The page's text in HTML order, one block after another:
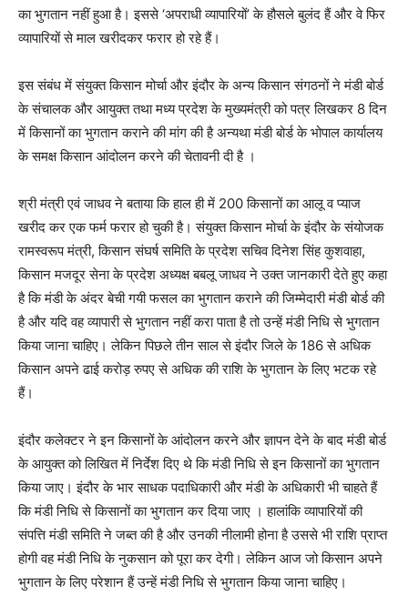
का भुगतान नहीं हुआ है। इससे ‘अपराधी व्यापारियों’ के हौसले बुलंद हैं और वे फिर
व्यापारियों से माल खरीदकर फरार हो रहे हैं।
इस संबंध में संयुक्त किसान मोर्चा और इंदौर के अन्य किसान संगठनों ने मंडी बोर्ड
के संचालक और आयुक्त तथा मध्य प्रदेश के मुख्यमंत्री को पत्र लिखकर 8 दिन
में किसानों का भुगतान कराने की मांग की है अन्यथा मंडी बोर्ड के भोपाल कार्यालय
के समक्ष किसान आंदोलन करने की चेतावनी दी है ।
श्री मंत्री एवं जाधव ने बताया कि हाल ही में 200 किसानों का आलू व प्याज
खरीद कर एक फर्म फरार हो चुकी है। संयुक्त किसान मोर्चा के इंदौर के संयोजक
रामस्वरूप मंत्री, किसान संघर्ष समिति के प्रदेश सचिव दिनेश सिंह कुशवाहा,
किसान मजदूर सेना के प्रदेश अध्यक्ष बबलू जाधव ने उक्त जानकारी देते हुए कहा
है कि मंडी के अंदर बेची गयी फसल का भुगतान कराने की जिम्मेदारी मंडी बोर्ड की
है और यदि वह व्यापारी से भुगतान नहीं करा पाता है तो उन्हें मंडी निधि से भुगतान
किया जाना चाहिए। लेकिन पिछले तीन साल से इंदौर जिले के 186 से अधिक
किसान अपने ढाई करोड़ रुपए से अधिक की राशि के भुगतान के लिए भटक रहे
हैं।
इंदौर कलेक्टर ने इन किसानों के आंदोलन करने और ज्ञापन देने के बाद मंडी बोर्ड
के आयुक्त को लिखित में निर्देश दिए थे कि मंडी निधि से इन किसानों का भुगतान
किया जाए। इंदौर के भार साधक पदाधिकारी और मंडी के अधिकारी भी चाहते हैं
कि मंडी निधि से किसानों का भुगतान कर दिया जाए । हालांकि व्यापारियों की
संपत्ति मंडी समिति ने जब्त की है और उनकी नीलामी होना है उससे भी राशि प्राप्त
होगी वह मंडी निधि के नुकसान को पूरा कर देगी। लेकिन आज जो किसान अपने
भुगतान के लिए परेशान हैं उन्हें मंडी निधि से भुगतान किया जाना चाहिए।